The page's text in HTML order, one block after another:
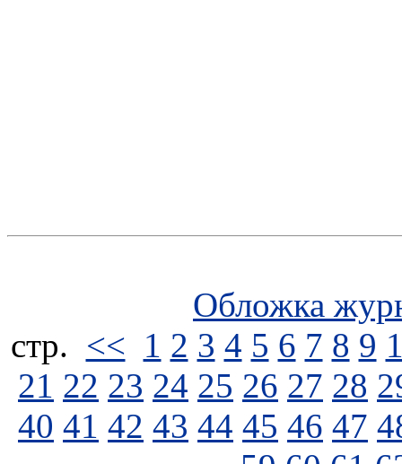
Обложка
стp. << 1 2 3 4 5 6 7 8 9
21 22 23 24 25 26 27 28
40 41 42 43 44 45 46 47